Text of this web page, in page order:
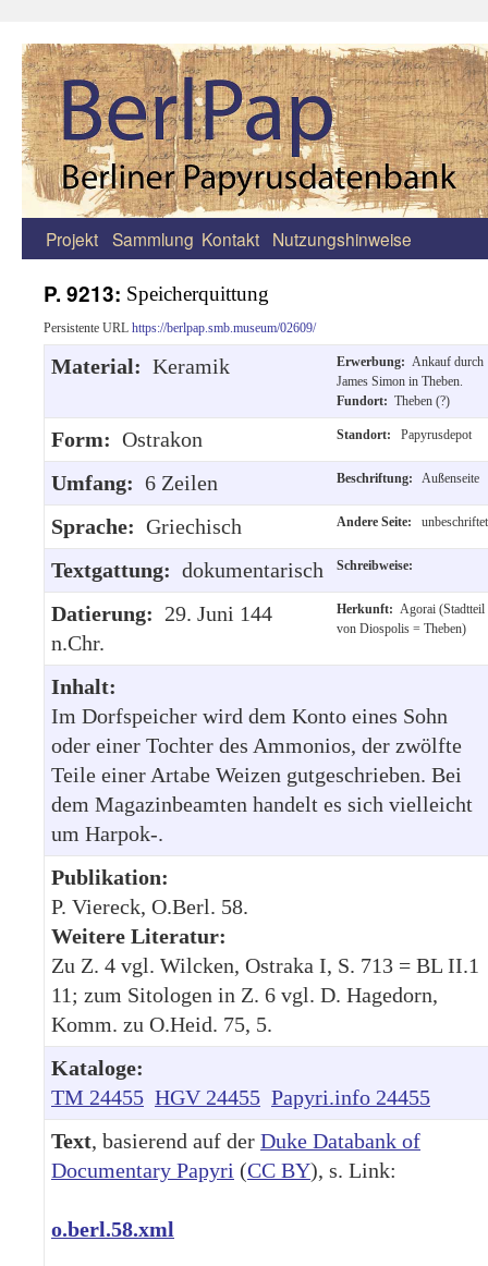
Zum
springen
Projekt Sammlung Kontakt Nutzungshinweise
P. 9213: Speicherquittung
Persistente URL https://berlpap.smb.museum/02609/
Material: Keramik Erwerbung: Ankauf durch
James Simon in Theben.
Fundort: Theben (?)
Form: Ostrakon Standort: Papyrusdepot
Umfang: 6 Zeilen Beschriftung: Außenseite
Sprache: Griechisch Andere Seite: unbeschriftet
Textgattung: dokumentarisch Schreibweise:
Datierung: 29. Juni 144
n.Chr.
Herkunft: Agorai (Stadtteil
von Diospolis = Theben)
Inhalt:
Im Dorfspeicher wird dem Konto eines Sohn
oder einer Tochter des Ammonios, der zwölfte
Teile einer Artabe Weizen gutgeschrieben. Bei
dem Magazinbeamten handelt es sich vielleicht
um Harpok-.
Publikation:
P. Viereck, O.Berl. 58.
Weitere Literatur:
Zu Z. 4 vgl. Wilcken, Ostraka I, S. 713 = BL II.1
11; zum Sitologen in Z. 6 vgl. D. Hagedorn,
Komm. zu O.Heid. 75, 5.
Kataloge:
TM 24455 HGV 24455 Papyri.info 24455
Text, basierend auf der Duke Databank of
Documentary Papyri (CC BY), s. Link:
o.berl.58.xml